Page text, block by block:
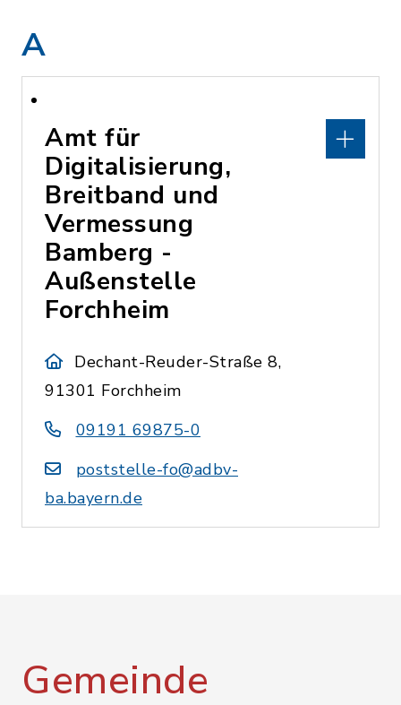
A
Amt für
Digitalisierung,
Breitband und
Vermessung
Bamberg -
Außenstelle
Forchheim
Dechant-Reuder-Straße 8,
91301 Forchheim
09191 69875-0
poststelle-fo@adbv-
ba.bayern.de
Gemeinde